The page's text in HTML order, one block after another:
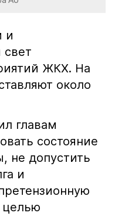
и
свет
ЖКХ. На
около
главам
состояние
не допустить
и
целью